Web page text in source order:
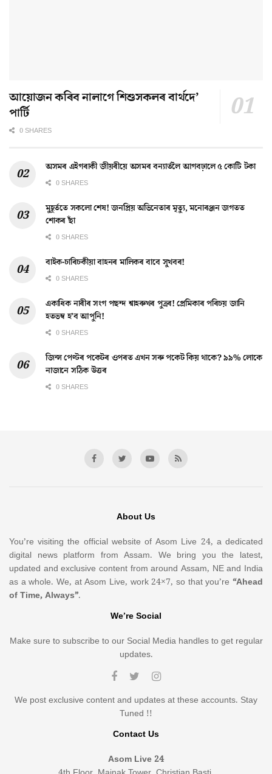
আয়োজন কৰিব নালাগে শিশুসকলৰ বাৰ্থদে’
পাৰ্টি
0 SHARES
অসমৰ এইগৰাকী জীয়ৰীয়ে অসমৰ বন্যাৰ্তলৈ আগবঢ়ালে ৫ কোটি টকা
0 SHARES
মুহূৰ্ততে সকলো শেষ! জনপ্ৰিয় অভিনেতাৰ মৃত্যু, মনোৰঞ্জন জগতত
শোকৰ ছাঁ
0 SHARES
বাইক-চাৰিচকীয়া বাহনৰ মালিকৰ বাবে সুখবৰ!
0 SHARES
একাধিক নাৰীৰ সংগ পছন্দ শ্বাহৰুখৰ পুত্ৰৰ! প্ৰেমিকাৰ পৰিচয় জানি
হতভম্ব হ’ব আপুনি!
0 SHARES
জিন্স পেণ্টৰ পকেটৰ ওপৰত এখন সৰু পকেট কিয় থাকে? ৯৯% লোকে
নাজানে সঠিক উত্তৰ
0 SHARES
About Us
You’re visiting the official website of Asom Live 24, a dedicated
digital news platform from Assam. We bring you the latest,
updated and exclusive content from around Assam, NE and India
as a whole. We, at Asom Live, work 24×7, so that you’re “Ahead
of Time, Always”.
We’re Social
Make sure to subscribe to our Social Media handles to get regular
updates.
We post exclusive content and updates at these accounts. Stay
Tuned !!
Contact Us
Asom Live 24